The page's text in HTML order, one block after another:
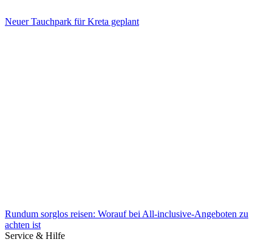
Neuer Tauchpark für Kreta geplant
Rundum sorglos reisen: Worauf bei All-inclusive-Angeboten zu
achten ist
Service & Hilfe